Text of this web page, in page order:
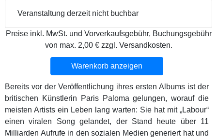
Veranstaltung derzeit nicht buchbar
Preise inkl. MwSt. und Vorverkaufsgebühr, Buchungsgebühr
von max. 2,00 € zzgl. Versandkosten.
Warenkorb anzeigen
Bereits vor der Veröffentlichung ihres ersten Albums ist der
britischen Künstlerin Paris Paloma gelungen, worauf die
meisten Artists ein Leben lang warten: Sie hat mit „Labour“
einen viralen Song gelandet, der Stand heute über 11
Milliarden Aufrufe in den sozialen Medien generiert hat und